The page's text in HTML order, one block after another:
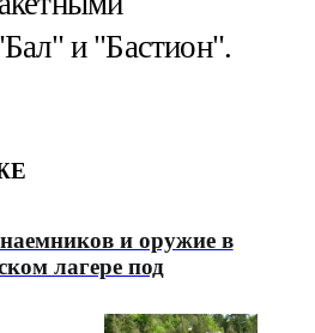
и "Бастион".
и оружие в
лагере под